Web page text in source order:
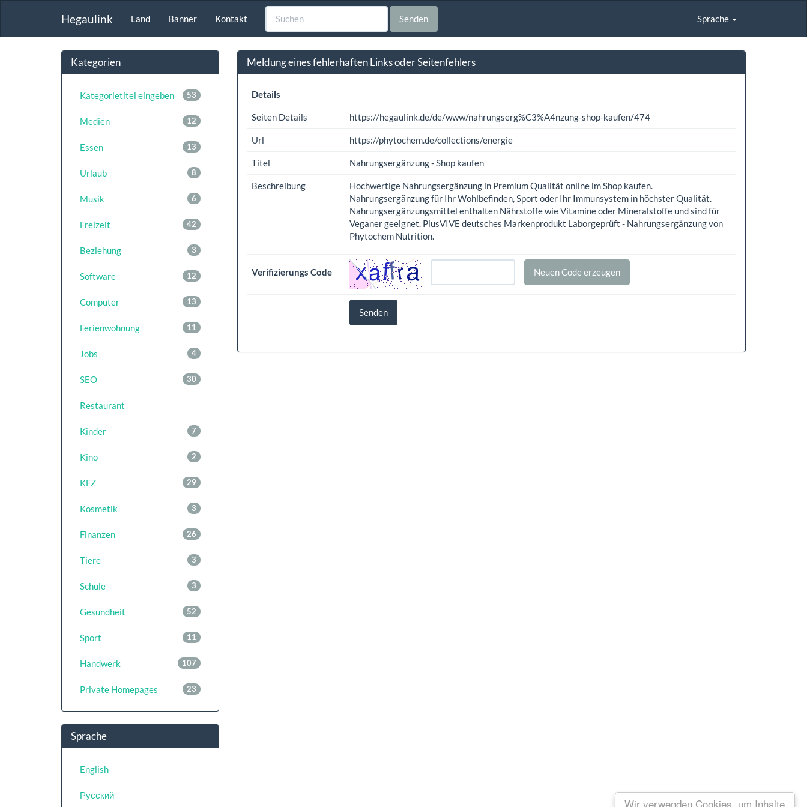
Wir verwenden Cookies, um Inhalte
Hegaulink Land Banner Kontakt Senden Sprache
Kategorien
53
Kategorietitel eingeben
12
Medien
13
Essen
8
Urlaub
6
Musik
42
Freizeit
3
Beziehung
12
Software
13
Computer
11
Ferienwohnung
4
Jobs
30
SEO
Restaurant
7
Kinder
2
Kino
29
KFZ
3
Kosmetik
26
Finanzen
3
Tiere
3
Schule
52
Gesundheit
11
Sport
107
Handwerk
23
Private Homepages
Sprache
English
Русский
Meldung eines fehlerhaften Links oder Seitenfehlers
Details
Seiten Details https://hegaulink.de/de/www/nahrungserg%C3%A4nzung-shop-kaufen/474
Url https://phytochem.de/collections/energie
Titel Nahrungsergänzung - Shop kaufen
Beschreibung
Hochwertige Nahrungsergänzung in Premium Qualität online im Shop kaufen.
Nahrungsergänzung für Ihr Wohlbefinden, Sport oder Ihr Immunsystem in höchster Qualität.
Nahrungsergänzungsmittel enthalten Nährstoffe wie Vitamine oder Mineralstoffe und sind für
Veganer geeignet. PlusVIVE deutsches Markenprodukt Laborgeprüft - Nahrungsergänzung von
Phytochem Nutrition.
Verifizierungs Code